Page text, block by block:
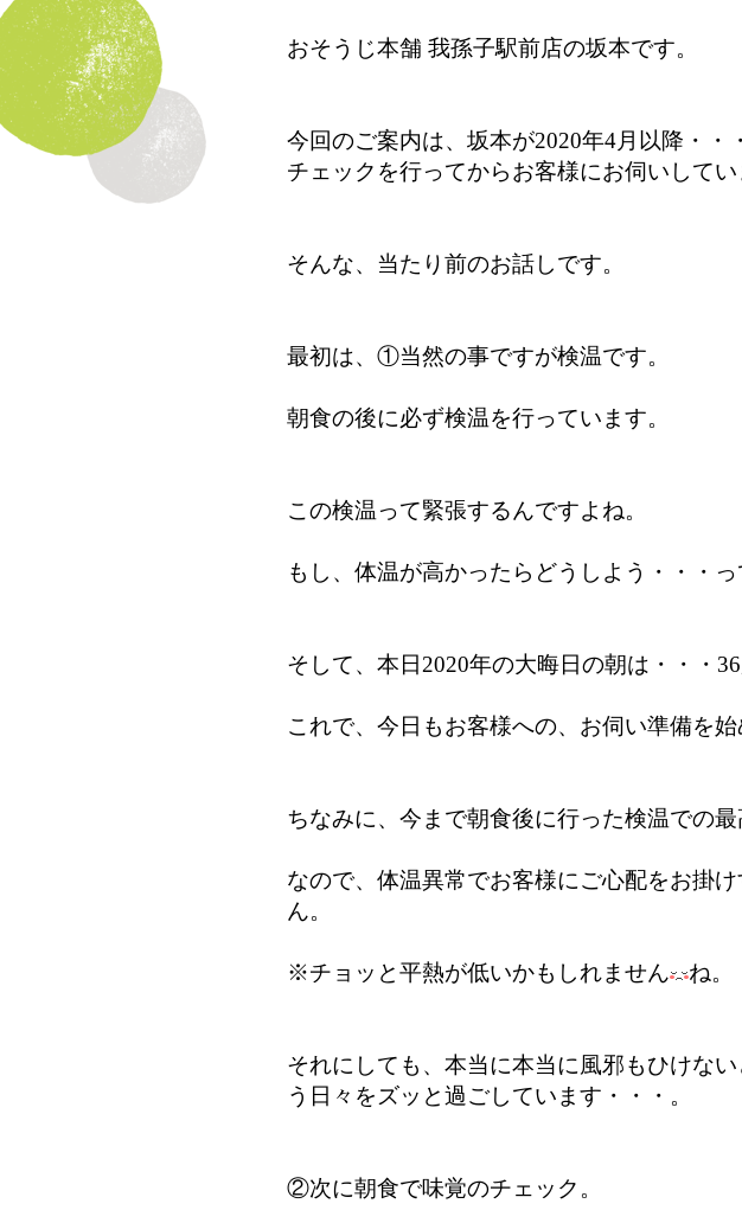
おそうじ本舗 我孫子駅前店の坂本です。
今回のご案内は、坂本が2020年4月以降・・
チェックを行ってからお客様にお伺いしてい
そんな、当たり前のお話しです。
最初は、①当然の事ですが検温です。
朝食の後に必ず検温を行っています。
この検温って緊張するんですよね。
もし、体温が高かったらどうしよう・・・っ
そして、本日2020年の大晦日の朝は・・・36
これで、今日もお客様への、お伺い準備を始
ちなみに、今まで朝食後に行った検温での最
なので、体温異常でお客様にご心配をお掛
ん。
※チョッと平熱が低いかもしれません ね。
それにしても、本当に本当に風邪もひけな
う日々をズッと過ごしています・・・。
②次に朝食で味覚のチェック。